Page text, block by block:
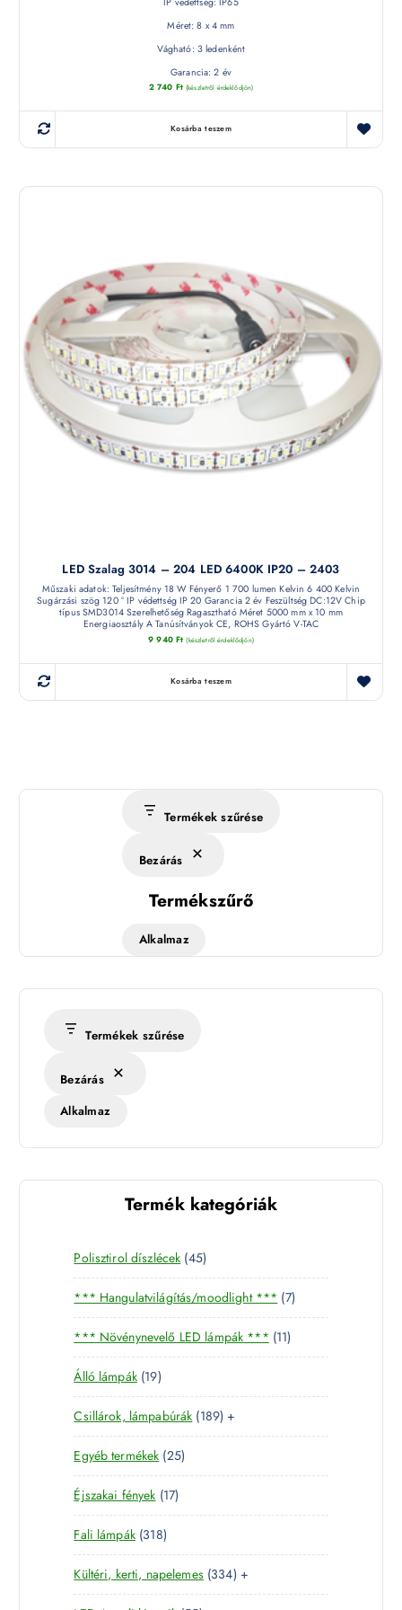
Méret: 8 x 4 mm
Vágható: 3 ledenként
Garancia: 2 év
2 740 Ft (készletről érdeklődjön)
Kosárba teszem
LED Szalag 3014 – 204 LED 6400K IP20 – 2403
Műszaki adatok: Teljesítmény 18 W Fényerő 1 700 lumen Kelvin 6 400 Kelvin
Sugárzási szög 120 ° IP védettség IP 20 Garancia 2 év Feszültség DC:12V Chip
típus SMD3014 Szerelhetőség Ragasztható Méret 5000 mm x 10 mm
Energiaosztály A Tanúsítványok CE, ROHS Gyártó V-TAC
9 940 Ft (készletről érdeklődjön)
Kosárba teszem
Termékek szűrése
Bezárás
Termékszűrő
Alkalmaz
Termékek szűrése
Bezárás
Alkalmaz
Termék kategóriák
Polisztirol díszlécek 454
5
t
e
r
m
k
*** Hangulatvilágítás/moodlight *** 77
t
r
é
*** Növénynevelő LED lámpák *** 111
1
e
m
k
Álló lámpák 191
9
t
e
r
m
é
k
Csillárok, lámpabúrák 1891
8
t
r
é
k
+
Egyéb termékek 252
5
e
m
é
k
Éjszakai fények 171
7
e
r
m
Fali lámpák 3183
1
8
t
Kültéri, kerti, napelemes 3343
3
+